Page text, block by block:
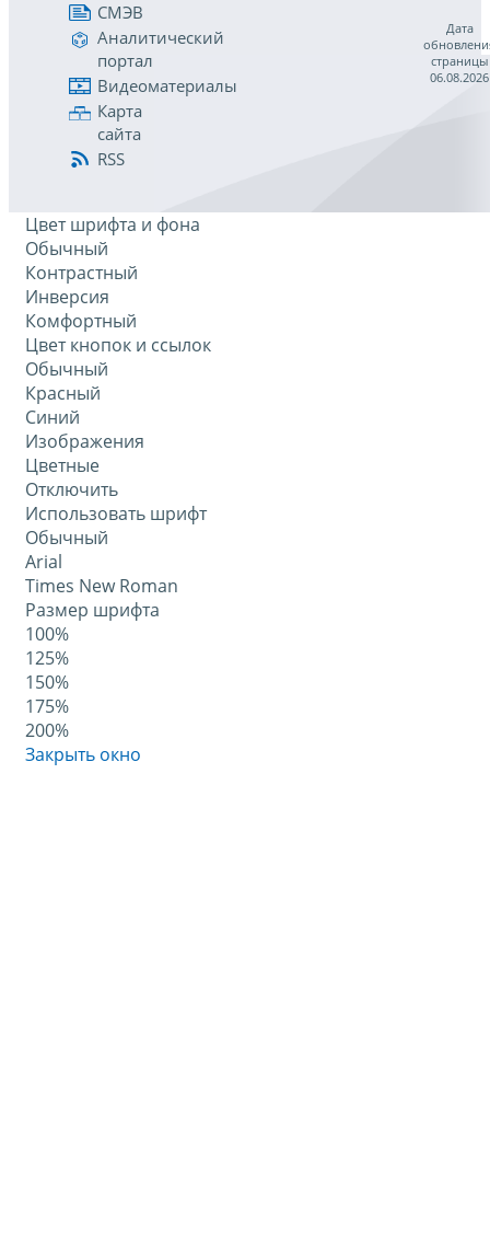
СМЭВ
Аналитический
портал
Видеоматериалы
Карта
сайта
RSS
Дата
страницы
06.08.2026
Цвет шрифта и фона
Обычный
Контрастный
Инверсия
Комфортный
Цвет кнопок и ссылок
Обычный
Красный
Синий
Изображения
Цветные
Отключить
Использовать шрифт
Обычный
Arial
Times New Roman
Размер шрифта
100%
125%
150%
175%
200%
Закрыть окно